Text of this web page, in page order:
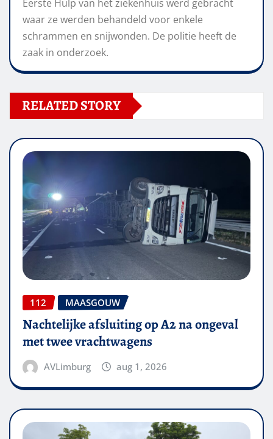
Eerste Hulp van het ziekenhuis werd gebracht
waar ze werden behandeld voor enkele
schrammen en snijwonden. De politie heeft de
zaak in onderzoek.
RELATED STORY
112 MAASGOUW
Nachtelijke afsluiting op A2 na ongeval
met twee vrachtwagens
AVLimburg aug 1, 2026